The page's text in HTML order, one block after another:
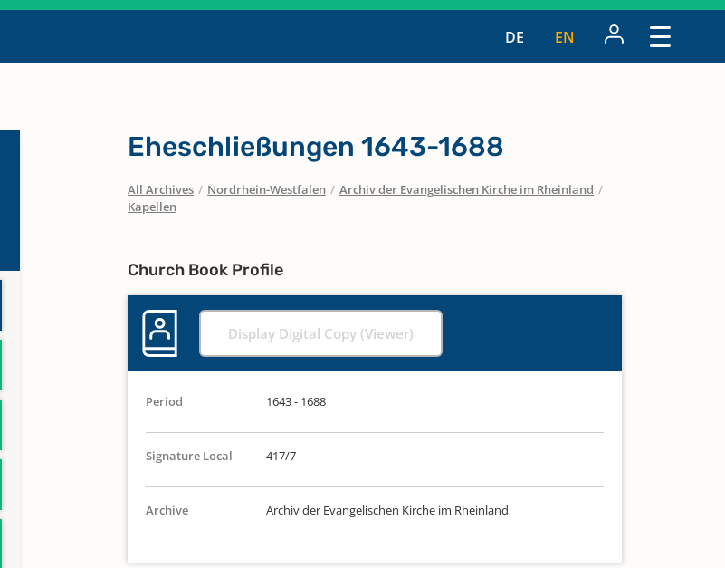
DE EN
Eheschließungen 1643-1688
All Archives / Nordrhein-Westfalen / Archiv der Evangelischen Kirche im Rheinland /
Kapellen
Church Book Profile
Display Digital Copy (Viewer)
Period 1643 - 1688
Signature Local 417/7
Archive Archiv der Evangelischen Kirche im Rheinland